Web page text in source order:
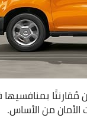
الأمان من الأساس.